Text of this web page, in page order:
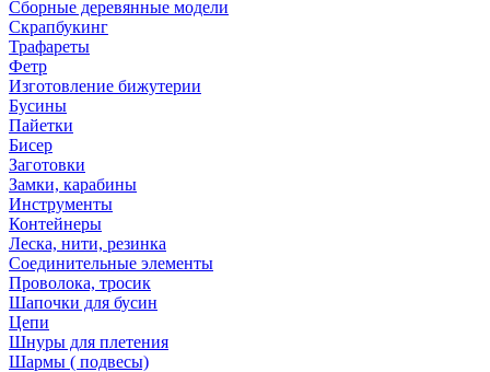
Сборные деревянные модели
Скрапбукинг
Трафареты
Фетр
Изготовление бижутерии
Бусины
Пайетки
Бисер
Заготовки
Замки, карабины
Инструменты
Контейнеры
Леска, нити, резинка
Соединительные элементы
Проволока, тросик
Шапочки для бусин
Цепи
Шнуры для плетения
Шармы ( подвесы)